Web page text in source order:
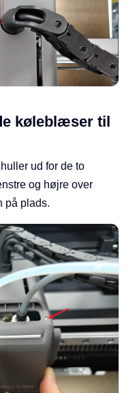
køleblæser til
ud for de to
og højre over
på plads.